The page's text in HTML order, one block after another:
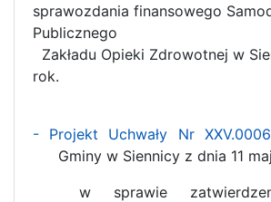
sprawozdania finansowego
Publicznego
Zakładu Opieki Zdrowotnej w
rok.
- Projekt Uchwały Nr
Gminy w Siennicy z dnia 11
w sprawie